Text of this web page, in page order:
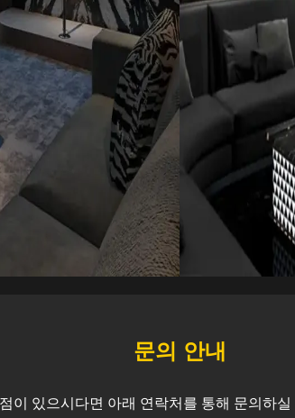
문의 안내
이 있으시다면 아래 연락처를 통해 문의하